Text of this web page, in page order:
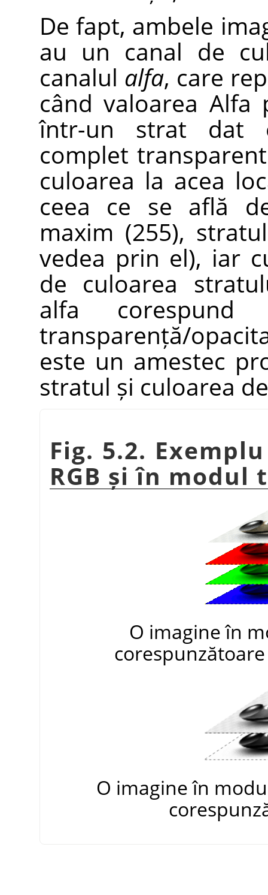
De fapt, ambele
au un canal de
canalul alfa, care
când valoarea
într-un strat dat
complet
culoarea la acea
ceea ce se află
maxim (255),
vedea prin el), iar
de culoarea
alfa
transparență/
este un amestec
stratul și culoarea
Fig. 5.2.
RGB și în
O imagine în
O imagine în